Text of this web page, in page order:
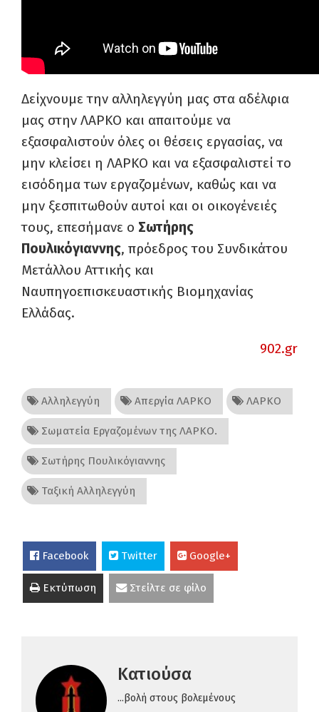
Δείχνουμε την αλληλεγγύη μας στα αδέλφια
μας στην ΛΑΡΚΟ και απαιτούμε να
εξασφαλιστούν όλες οι θέσεις εργασίας, να
μην κλείσει η ΛΑΡΚΟ και να εξασφαλιστεί το
εισόδημα των εργαζομένων, καθώς και να
μην ξεσπιτωθούν αυτοί και οι οικογένειές
τους, επεσήμανε ο Σωτήρης
Πουλικόγιαννης, πρόεδρος του Συνδικάτου
Μετάλλου Αττικής και
Ναυπηγοεπισκευαστικής Βιομηχανίας
Ελλάδας.
902.gr
Αλληλεγγύη Απεργία ΛΑΡΚΟ ΛΑΡΚΟ
Σωματεία Εργαζομένων της ΛΑΡΚΟ.
Σωτήρης Πουλικόγιαννης
Ταξική Αλληλεγγύη
Facebook Twitter Google+
Εκτύπωση Στείλτε σε φίλο
Κατιούσα
...βολή στους βολεμένους